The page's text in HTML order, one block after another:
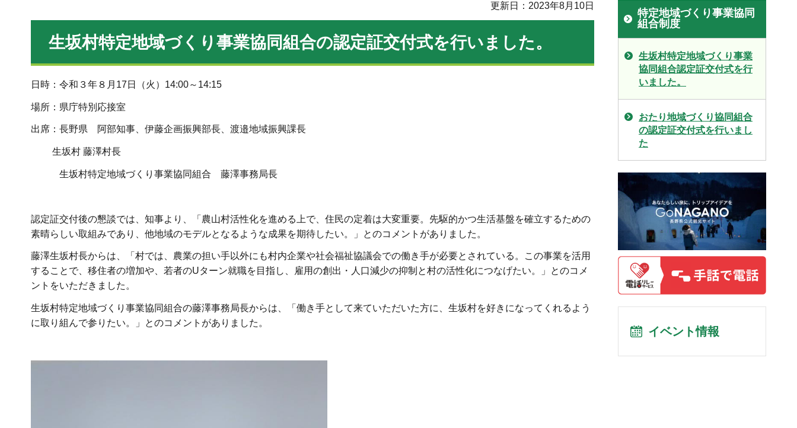
更新日：2023年8月10日
生坂村特定地域づくり事業協同組合の認定証交付式を行いました。
日時：令和３年８月17日（火）14:00～14:15
場所：県庁特別応接室
出席：長野県 阿部知事、伊藤企画振興部長、渡邉地域振興課長
生坂村 藤澤村長
生坂村特定地域づくり事業協同組合 藤澤事務局長
認定証交付後の懇談では、知事より、「農山村活性化を進める上で、住民の定着は大変重要。先駆的かつ生活基盤を確立するための
素晴らしい取組みであり、他地域のモデルとなるような成果を期待したい。」とのコメントがありました。
藤澤生坂村長からは、「村では、農業の担い手以外にも村内企業や社会福祉協議会での働き手が必要とされている。この事業を活用
することで、移住者の増加や、若者のUターン就職を目指し、雇用の創出・人口減少の抑制と村の活性化につなげたい。」とのコメ
ントをいただきました。
生坂村特定地域づくり事業協同組合の藤澤事務局長からは、「働き手として来ていただいた方に、生坂村を好きになってくれるよう
に取り組んで参りたい。」とのコメントがありました。
特定地域づくり事業協同
組合制度
生坂村特定地域づくり事業
協同組合認定証交付式を行
いました。
おたり地域づくり協同組合
の認定証交付式を行いまし
た
イベント情報